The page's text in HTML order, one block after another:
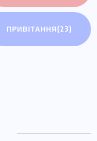
ПРИВІТАННЯ(23)